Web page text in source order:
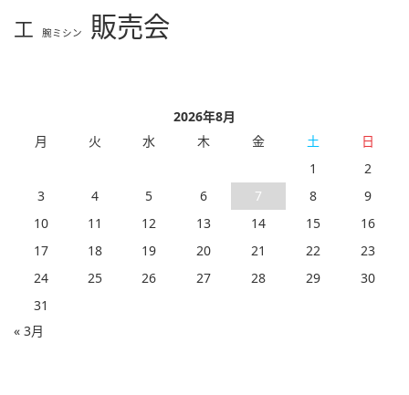
工
腕ミシン 販売会
2026年8月
月
火 水 木 金 土
日
1
2
3
4 5 6 7 8
9
10
11 12 13 14 15
16
17
18 19 20 21 22
23
24
25 26 27 28 29
30
31
« 3月